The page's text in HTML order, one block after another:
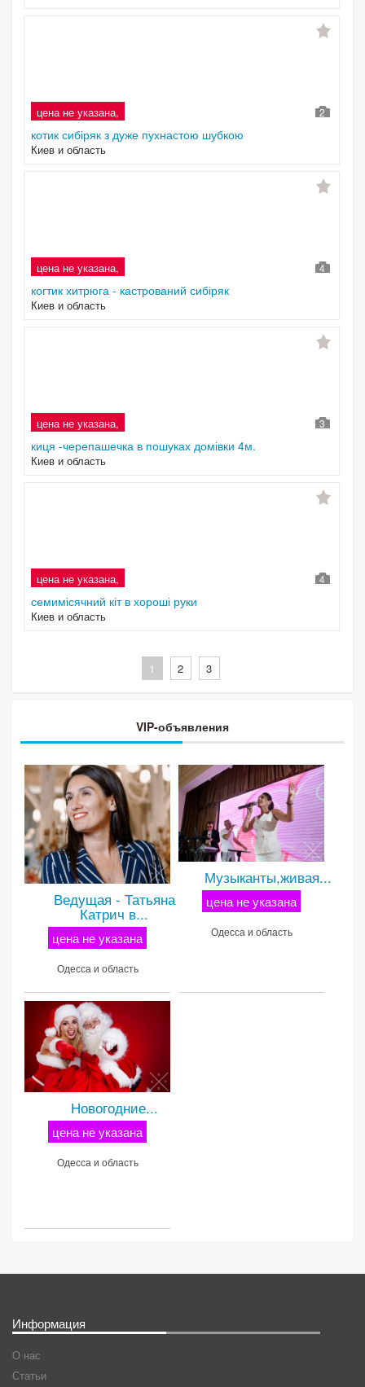
цена не указана, 2
котик сибіряк з дуже пухнастою шубкою
Киев и область
цена не указана, 4
когтик хитрюга - кастрований сибіряк
Киев и область
цена не указана, 3
киця -черепашечка в пошуках домівки 4м.
Киев и область
цена не указана, 4
семимісячний кіт в хороші руки
Киев и область
1 2 3
VIP-объявления
Ведущая - Татьяна
Катрич в...
цена не указана
Одесса и область
Музыканты,живая...
цена не указана
Одесса и область
Новогодние...
цена не указана
Одесса и область
Информация
О нас
Статьи